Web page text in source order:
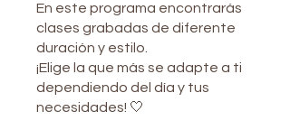
En este programa encontrarás
clases grabadas de diferente
duración y estilo.
¡Elige la que más se adapte a ti
dependiendo del día y tus
necesidades! 🤍